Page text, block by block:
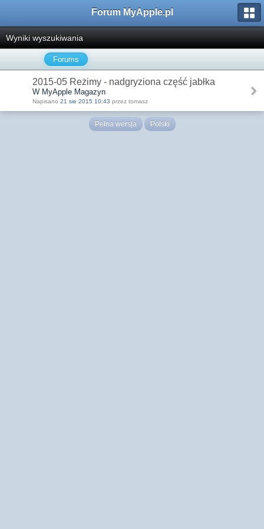
Forum MyApple.pl
Wyniki wyszukiwania
Forums
2015-05 Reżimy - nadgryziona część jabłka
W MyApple Magazyn
Napisano 21 sie 2015 10:43 przez tomasz
Pełna wersja Polski